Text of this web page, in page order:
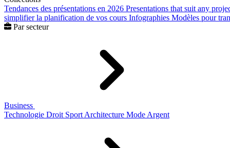
Tendances des présentations en 2026 Presentations that suit any
simplifier la planification de vos cours Infographies Modèles pour
Par secteur
Business
Technologie Droit Sport Architecture Mode Argent